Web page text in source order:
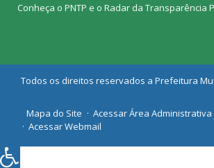
Conheça o PNTP e o Radar da Transparência
Todos os direitos reservados a Prefeitura
Mapa do Site
Acessar Área Administrativa
Acessar Webmail